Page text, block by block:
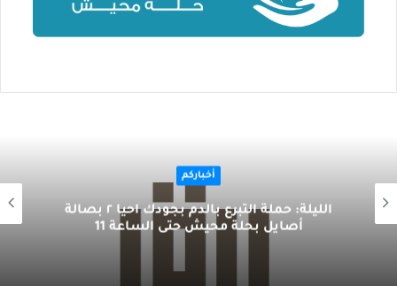
أخباركم
الليلة: حملة التبرع بالدم بجودك أحيا ٢ بصالة
أصايل بحلة محيش حتى الساعة 11